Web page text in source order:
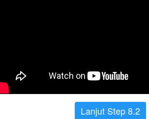
Lanjut Step 8.2